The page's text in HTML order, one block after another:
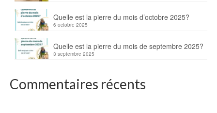
Quelle est la pierre du mois d’octobre 2025?
6 octobre 2025
Quelle est la pierre du mois de septembre 2025?
3 septembre 2025
Commentaires récents